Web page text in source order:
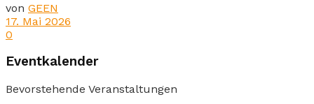
von GEEN
17. Mai 2026
0
Eventkalender
Bevorstehende Veranstaltungen